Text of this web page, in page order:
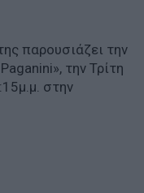
παρουσιάζει την
την Τρίτη
στην